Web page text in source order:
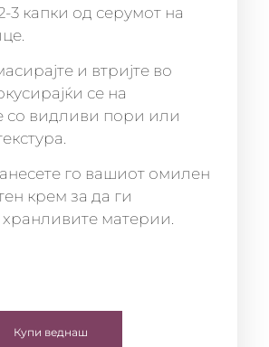
3 капки од серумот на
и втријте во
се на
со видливи пори или
го вашиот омилен
крем за да ги
материи.
Купи веднаш